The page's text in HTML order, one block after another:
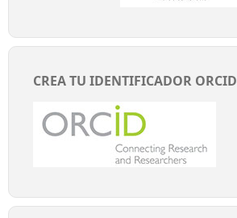
CREA TU IDENTIFICADOR ORCID